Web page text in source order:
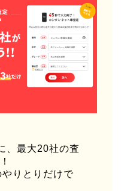
、最大20社の査
りとりだけで